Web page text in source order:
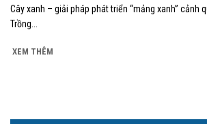
Cây xanh – giải pháp phát triển “mảng xanh” cảnh
Trồng...
XEM THÊM